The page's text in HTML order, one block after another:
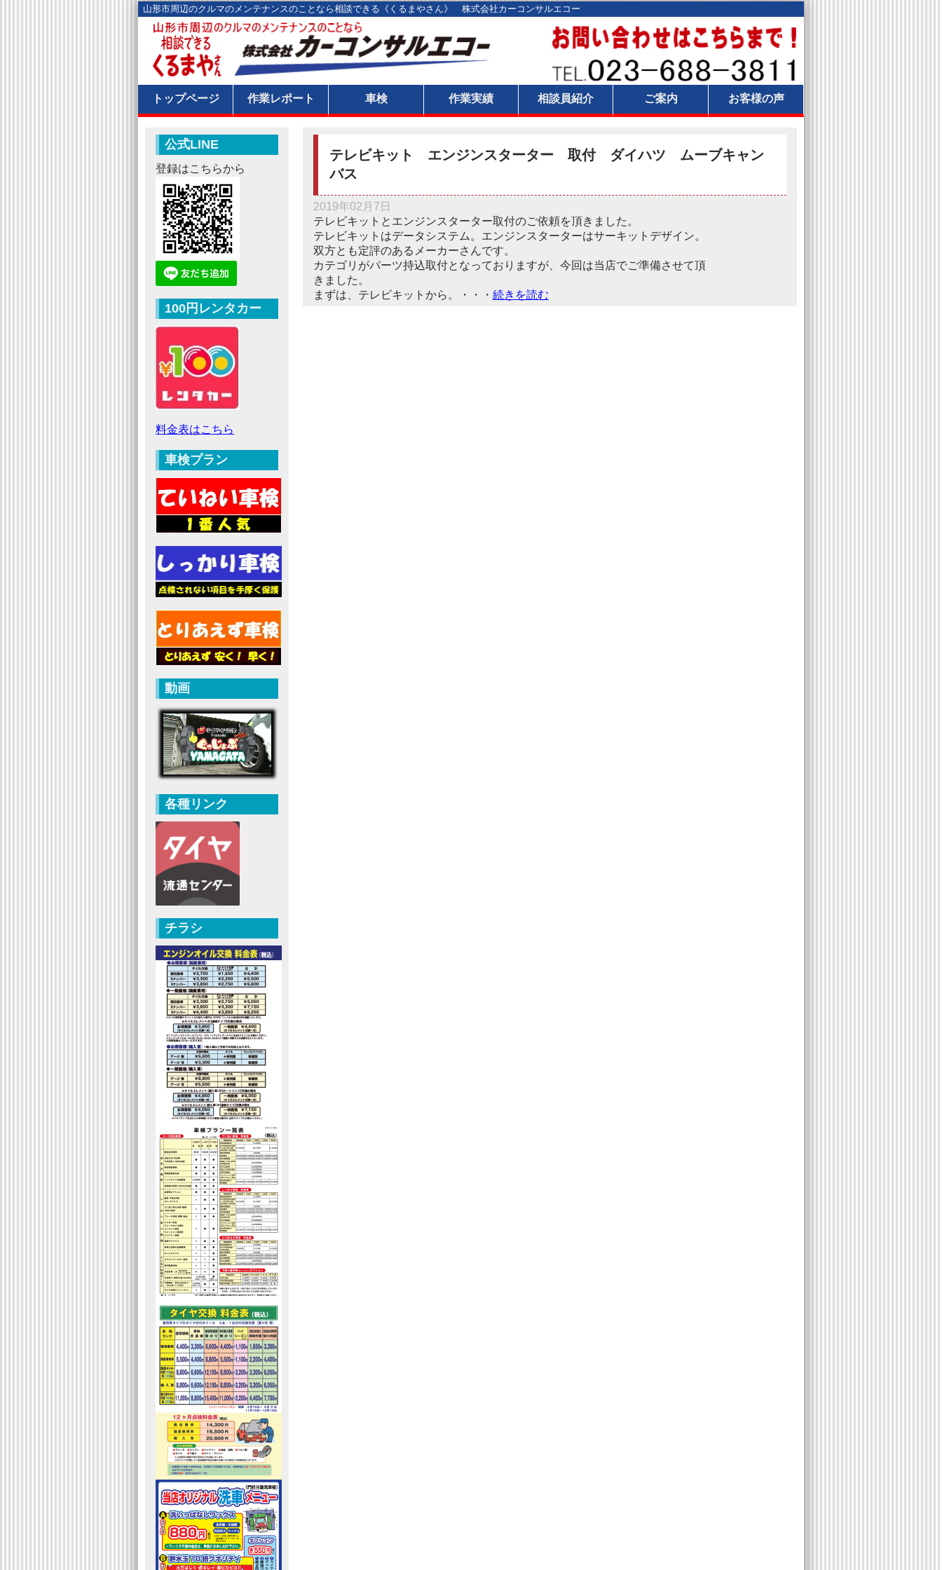
山形市周辺のクルマのメンテナンスのことなら相談できる《くるまやさん》 株式会社カーコンサルエコー
トップページ 作業レポート 車検 作業実績 相談員紹介 ご案内 お客様の声
テレビキット エンジンスターター 取付 ダイハツ ムーブキャン
バス
2019年02月7日
テレビキットとエンジンスターター取付のご依頼を頂きました。
テレビキットはデータシステム。エンジンスターターはサーキットデザイン。
双方とも定評のあるメーカーさんです。
カテゴリがパーツ持込取付となっておりますが、今回は当店でご準備させて頂
きました。
まずは、テレビキットから。・・・ 続きを読む
公式LINE
登録はこちらから
100円レンタカー
料金表はこちら
車検プラン
動画
各種リンク
チラシ